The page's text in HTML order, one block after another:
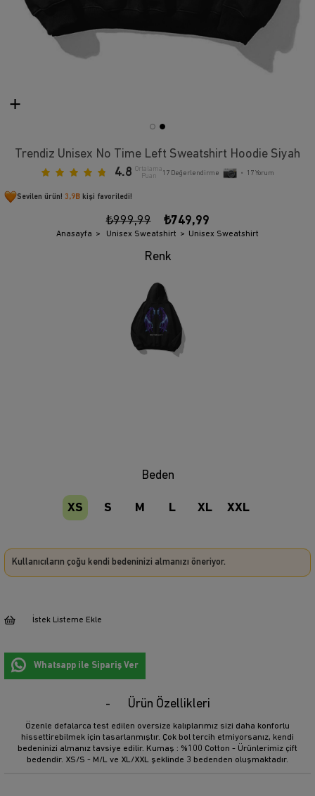
Trendiz Unisex No Time Left Sweatshirt Hoodie Siyah
4.8 Ortalama
Puan
17 Değerlendirme • 17Yorum
Sevilen ürün! 3,9B kişi favoriledi!
₺999,99 ₺749,99
Anasayfa Unisex Sweatshirt Unisex Sweatshirt
Beden
XS S M L XL XXL
Kullanıcıların çoğu kendi bedeninizi almanızı öneriyor.
İstek Listeme Ekle
Whatsapp ile Sipariş Ver
Ürün Özellikleri
Özenle defalarca test edilen oversize kalıplarımız sizi daha konforlu
hissettirebilmek için tasarlanmıştır. Çok bol tercih etmiyorsanız, kendi
bedeninizi almanız tavsiye edilir. Kumaş : %100 Cotton - Ürünlerimiz çift
bedendir. XS/S - M/L ve XL/XXL şeklinde 3 bedenden oluşmaktadır.